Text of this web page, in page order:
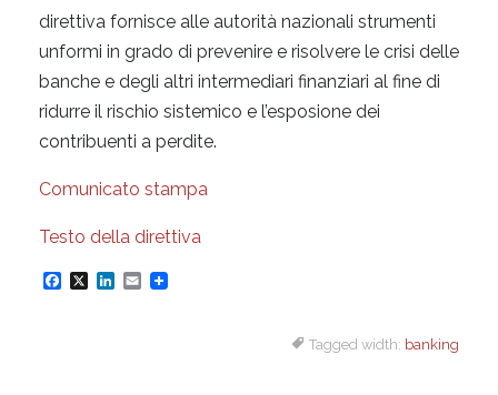
direttiva fornisce alle autorità nazionali strumenti
unformi in grado di prevenire e risolvere le crisi delle
banche e degli altri intermediari finanziari al fine di
ridurre il rischio sistemico e l’esposione dei
contribuenti a perdite.
Comunicato stampa
Testo della direttiva
F
X
L
E
Tagged width: banking